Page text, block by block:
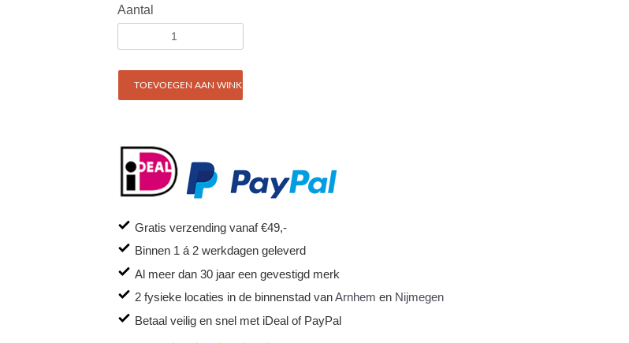
Aantal
TOEVOEGEN AAN WINKELWAGEN
Gratis verzending vanaf €49,-
Binnen 1 á 2 werkdagen geleverd
Al meer dan 30 jaar een gevestigd merk
2 fysieke locaties in de binnenstad vanArnhem en Nijmegen
Betaal veilig en snel met iDeal of PayPal